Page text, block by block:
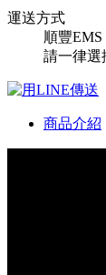
運送方式
順豐EMS
請一律選
商品介紹